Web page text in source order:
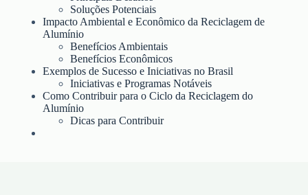
Soluções Potenciais
Impacto Ambiental e Econômico da Reciclagem de
Alumínio
Benefícios Ambientais
Benefícios Econômicos
Exemplos de Sucesso e Iniciativas no Brasil
Iniciativas e Programas Notáveis
Como Contribuir para o Ciclo da Reciclagem do
Alumínio
Dicas para Contribuir